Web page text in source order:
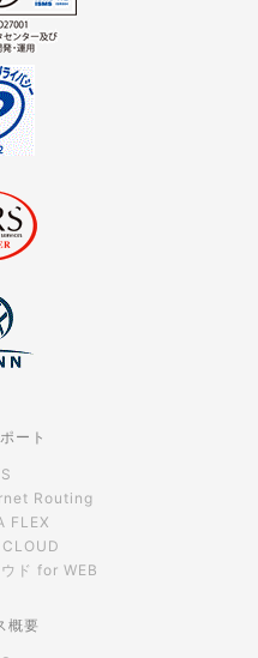
ート
Routing
FLEX
ド for WEB
概要